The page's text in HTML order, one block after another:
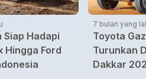
Siap Hadapi
Hingga Ford
7 bulan yang
Toyota
Turunkan
Dakkar